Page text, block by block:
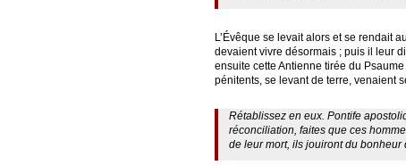
L’Évêque se levait alors et se rendait
devaient vivre désormais ; puis il leur
ensuite cette Antienne tirée du
pénitents, se levant de terre, venaient
Rétablissez en eux. Pontife
réconciliation, faites que ces
de leur mort, ils jouiront du